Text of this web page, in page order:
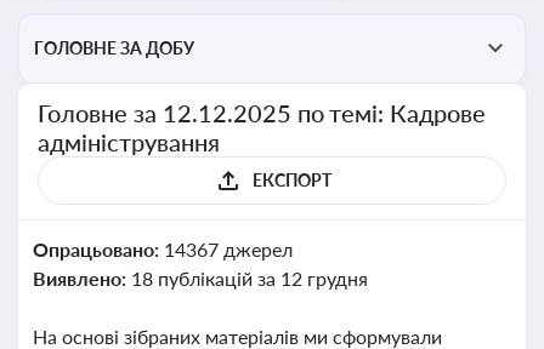
ГОЛОВНЕ ЗА ДОБУ
Головне за 12.12.2025 по темі: Кадрове
адміністрування
ЕКСПОРТ
Опрацьовано: 14367 джерел
Виявлено: 18 публікацій за 12 грудня
На основі зібраних матеріалів ми сформували